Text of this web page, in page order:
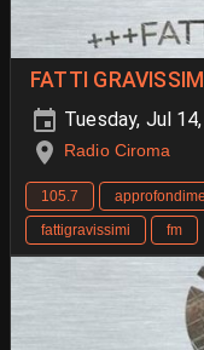
FATTI
Tuesday, Jul
Radio Ciroma
105.7
fattigravissimi
fm